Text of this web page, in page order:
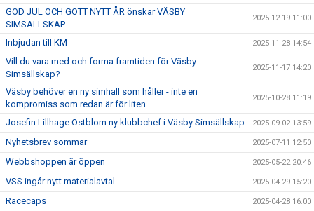
GOD JUL OCH GOTT NYTT ÅR önskar VÄSBY
SIMSÄLLSKAP
2025-12-19 11:00
Inbjudan till KM 2025-11-28 14:54
Vill du vara med och forma framtiden för Väsby
Simsällskap?
2025-11-17 14:20
Väsby behöver en ny simhall som håller - inte en
kompromiss som redan är för liten
2025-10-28 11:19
Josefin Lillhage Östblom ny klubbchef i Väsby Simsällskap 2025-09-02 13:59
Nyhetsbrev sommar 2025-07-11 12:50
Webbshoppen är öppen 2025-05-22 20:46
VSS ingår nytt materialavtal 2025-04-29 15:20
Racecaps 2025-04-28 16:00